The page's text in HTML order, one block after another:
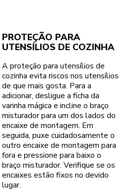
PROTEÇÃO PARA
UTENSÍLIOS DE COZINHA
A proteção para utensílios de
cozinha evita riscos nos utensílios
de que mais gosta. Para a
adicionar, desligue a ficha da
varinha mágica e incline o braço
misturador para um dos lados do
encaixe de montagem. Em
seguida, puxe cuidadosamente o
outro encaixe de montagem para
fora e pressione para baixo o
braço misturador. Verifique se os
encaixes estão fixos no devido
lugar.